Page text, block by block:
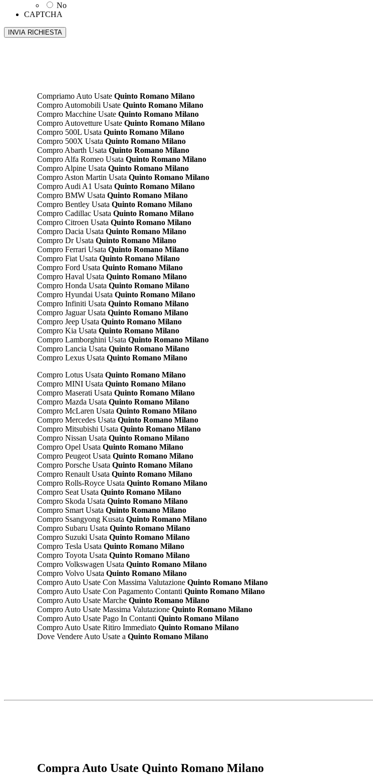
No
CAPTCHA
Compriamo Auto Usate Quinto Romano Milano
Compro Automobili Usate Quinto Romano Milano
Compro Macchine Usate Quinto Romano Milano
Compro Autovetture Usate Quinto Romano Milano
Compro 500L Usata Quinto Romano Milano
Compro 500X Usata Quinto Romano Milano
Compro Abarth Usata Quinto Romano Milano
Compro Alfa Romeo Usata Quinto Romano Milano
Compro Alpine Usata Quinto Romano Milano
Compro Aston Martin Usata Quinto Romano Milano
Compro Audi A1 Usata Quinto Romano Milano
Compro BMW Usata Quinto Romano Milano
Compro Bentley Usata Quinto Romano Milano
Compro Cadillac Usata Quinto Romano Milano
Compro Citroen Usata Quinto Romano Milano
Compro Dacia Usata Quinto Romano Milano
Compro Dr Usata Quinto Romano Milano
Compro Ferrari Usata Quinto Romano Milano
Compro Fiat Usata Quinto Romano Milano
Compro Ford Usata Quinto Romano Milano
Compro Haval Usata Quinto Romano Milano
Compro Honda Usata Quinto Romano Milano
Compro Hyundai Usata Quinto Romano Milano
Compro Infiniti Usata Quinto Romano Milano
Compro Jaguar Usata Quinto Romano Milano
Compro Jeep Usata Quinto Romano Milano
Compro Kia Usata Quinto Romano Milano
Compro Lamborghini Usata Quinto Romano Milano
Compro Lancia Usata Quinto Romano Milano
Compro Lexus Usata Quinto Romano Milano
Compro Lotus Usata Quinto Romano Milano
Compro MINI Usata Quinto Romano Milano
Compro Maserati Usata Quinto Romano Milano
Compro Mazda Usata Quinto Romano Milano
Compro McLaren Usata Quinto Romano Milano
Compro Mercedes Usata Quinto Romano Milano
Compro Mitsubishi Usata Quinto Romano Milano
Compro Nissan Usata Quinto Romano Milano
Compro Opel Usata Quinto Romano Milano
Compro Peugeot Usata Quinto Romano Milano
Compro Porsche Usata Quinto Romano Milano
Compro Renault Usata Quinto Romano Milano
Compro Rolls-Royce Usata Quinto Romano Milano
Compro Seat Usata Quinto Romano Milano
Compro Skoda Usata Quinto Romano Milano
Compro Smart Usata Quinto Romano Milano
Compro Ssangyong Kusata Quinto Romano Milano
Compro Subaru Usata Quinto Romano Milano
Compro Suzuki Usata Quinto Romano Milano
Compro Tesla Usata Quinto Romano Milano
Compro Toyota Usata Quinto Romano Milano
Compro Volkswagen Usata Quinto Romano Milano
Compro Volvo Usata Quinto Romano Milano
Compro Auto Usate Con Massima Valutazione Quinto Romano Milano
Compro Auto Usate Con Pagamento Contanti Quinto Romano Milano
Compro Auto Usate Marche Quinto Romano Milano
Compro Auto Usate Massima Valutazione Quinto Romano Milano
Compro Auto Usate Pago In Contanti Quinto Romano Milano
Compro Auto Usate Ritiro Immediato Quinto Romano Milano
Dove Vendere Auto Usate a Quinto Romano Milano
Compra Auto Usate Quinto Romano Milano